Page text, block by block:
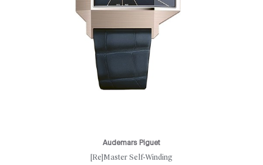
Audemars Piguet
[Re]Master Self-Winding